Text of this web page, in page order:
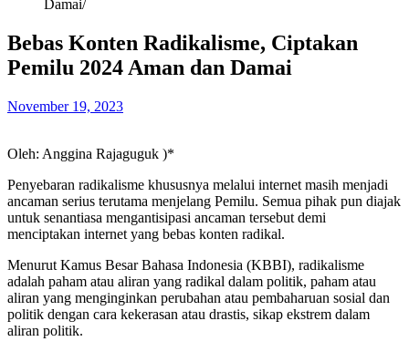
Damai
Bebas Konten Radikalisme, Ciptakan
Pemilu 2024 Aman dan Damai
November 19, 2023
Oleh: Anggina Rajaguguk )*
Penyebaran radikalisme khususnya melalui internet masih menjadi
ancaman serius terutama menjelang Pemilu. Semua pihak pun diajak
untuk senantiasa mengantisipasi ancaman tersebut demi
menciptakan internet yang bebas konten radikal.
Menurut Kamus Besar Bahasa Indonesia (KBBI), radikalisme
adalah paham atau aliran yang radikal dalam politik, paham atau
aliran yang menginginkan perubahan atau pembaharuan sosial dan
politik dengan cara kekerasan atau drastis, sikap ekstrem dalam
aliran politik.